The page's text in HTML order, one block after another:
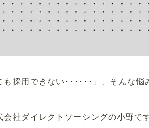
も採用できない･･････」、そんな悩
社ダイレクトソーシングの小野で